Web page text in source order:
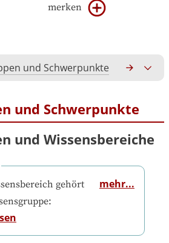
merken
und Schwerpunkte
und Schwerpunkte
und Wissensbereiche
gehört
mehr...